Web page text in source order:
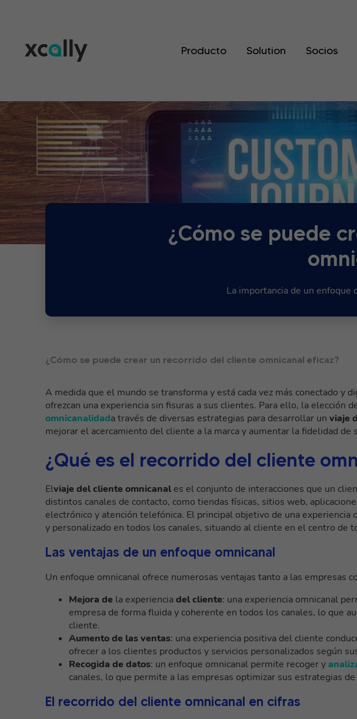
Producto Solution Socios
¿Cómo se puede
La importancia de un enfoque
¿Cómo se puede crear un recorrido del cliente omnicanal eficaz?
A medida que el mundo se transforma y está cada vez más conectado y
ofrezcan una experiencia sin fisuras a sus clientes. Para ello, la elección
omnicanalidada través de diversas estrategias para desarrollar un viaje
mejorar el acercamiento del cliente a la marca y aumentar la fidelidad de
¿Qué es el recorrido del cliente
Elviaje del cliente omnicanal es el conjunto de interacciones que un
distintos canales de contacto, como tiendas físicas, sitios web,
electrónico y atención telefónica. El principal objetivo de una experiencia
y personalizado en todos los canales, situando al cliente en el centro de
Las ventajas de un enfoque omnicanal
Un enfoque omnicanal ofrece numerosas ventajas tanto a las empresas
Mejora de la experienciadel cliente: una experiencia omnicanal
empresa de forma fluida y coherente en todos los canales, lo que
cliente.
Aumento de las ventas: una experiencia positiva del cliente
ofrecer a los clientes productos y servicios personalizados según
Recogida de datos: un enfoque omnicanal permite recoger y
canales, lo que permite a las empresas optimizar sus estrategias
El recorrido del cliente omnicanal en cifras